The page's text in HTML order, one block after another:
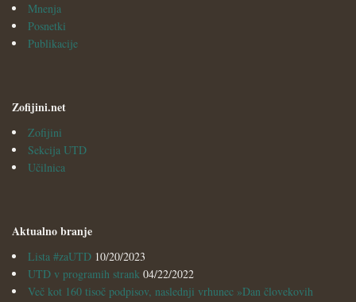
Mnenja
Posnetki
Publikacije
Zofijini.net
Zofijini
Sekcija UTD
Učilnica
Aktualno branje
Lista #zaUTD 10/20/2023
UTD v programih strank 04/22/2022
Več kot 160 tisoč podpisov, naslednji vrhunec »Dan človekovih